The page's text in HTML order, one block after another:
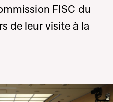
FISC du
de leur visite à la